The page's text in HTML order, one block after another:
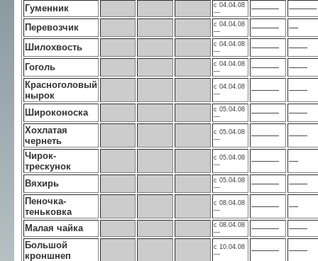
Гуменник
с 04.04.08
—
———
———
Перевозчик
с 04.04.08
—
———
—
Шилохвость
с 04.04.08
—
———
——
Гоголь
с 04.04.08
—
———
——
Красноголовый
нырок
с 04.04.08
—
——— ——
Широконоска
с 05.04.08
—
———
——
Хохлатая
чернеть
с 05.04.08
—
———
——
Чирок-
трескунок
с 05.04.08
—
——— —
Вяхирь
с 05.04.08
—
———
——
Пеночка-
теньковка
с 08.04.08
—
——— —
Малая чайка
с 08.04.08
—
———
——
Большой
кроншнеп
с 10.04.08
—
———
——